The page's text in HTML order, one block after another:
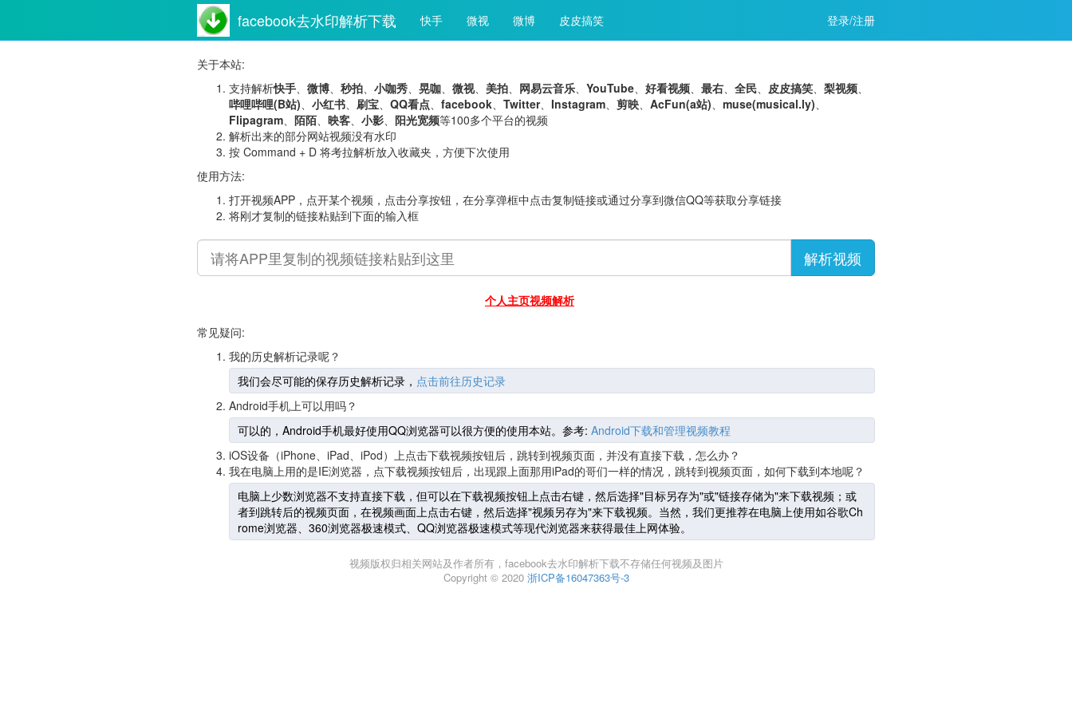
facebook去水印解析下载 快手 微视 微博 皮皮搞笑 登录/注册
关于本站:
支持解析快手、 微博、 秒拍、 小咖秀、 晃咖、 微视、 美拍、 网易云音乐、 YouTube、 好看视频、 最右、 全民、 皮皮搞笑、 梨视频、
哔哩哔哩(B站)、 小红书、 刷宝、 QQ看点、 facebook、 Twitter、 Instagram、 剪映、 AcFun(a站)、 muse(musical.ly)、
Flipagram、 陌陌、 映客、 小影、 阳光宽频等100多个平台的视频
解析出来的部分网站视频没有水印
按 Command + D 将考拉解析放入收藏夹，方便下次使用
使用方法:
打开视频APP，点开某个视频，点击分享按钮，在分享弹框中点击复制链接或通过分享到微信QQ等获取分享链接
将刚才复制的链接粘贴到下面的输入框
解析视频
个人主页视频解析
常见疑问:
我的历史解析记录呢？
我们会尽可能的保存历史解析记录， 点击前往历史记录
Android手机上可以用吗？
可以的，Android手机最好使用QQ浏览器可以很方便的使用本站。参考: Android下载和管理视频教程
iOS设备（iPhone、iPad、iPod）上点击下载视频按钮后，跳转到视频页面，并没有直接下载，怎么办？
我在电脑上用的是IE浏览器，点下载视频按钮后，出现跟上面那用iPad的哥们一样的情况，跳转到视频页面，如何下载到本地呢？
电脑上少数浏览器不支持直接下载，但可以在下载视频按钮上点击右键，然后选择"目标另存为"或"链接存储为"来下载视频；或
者到跳转后的视频页面，在视频画面上点击右键，然后选择"视频另存为"来下载视频。当然，我们更推荐在电脑上使用如谷歌Ch
rome浏览器、360浏览器极速模式、QQ浏览器极速模式等现代浏览器来获得最佳上网体验。
视频版权归相关网站及作者所有，facebook去水印解析下载不存储任何视频及图片
Copyright © 2020 浙ICP备16047363号-3